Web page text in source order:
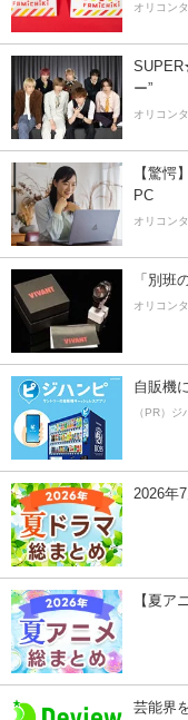
オリコン
ー”
オリコン
【驚愕
PC
オリコン
「別班
オリコン
自販機
（PR）ジ
2026年
【夏ア
芸能界